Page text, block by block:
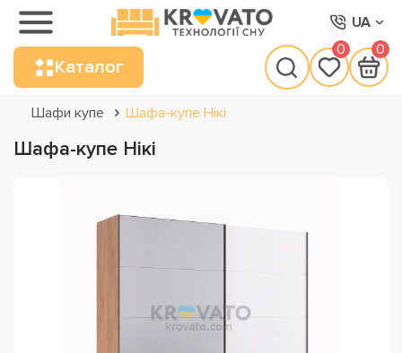
UA
Каталог
0 0
Шафи купе Шафа-купе Нікі
Шафа-купе Нікі